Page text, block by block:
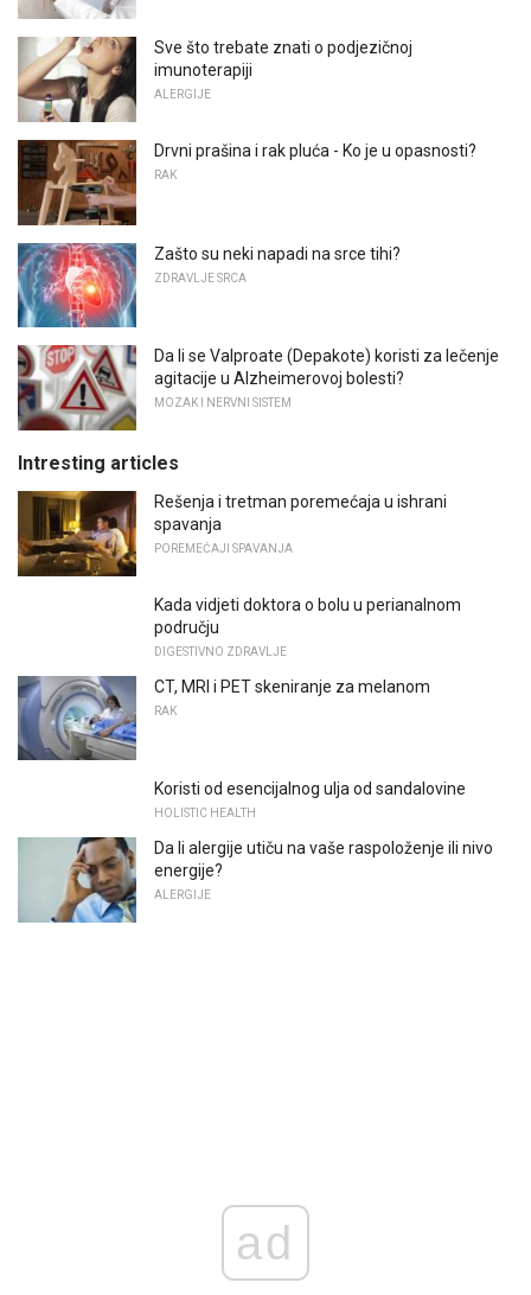
Sve što trebate znati o podjezičnoj
imunoterapiji
ALERGIJE
Drvni prašina i rak pluća - Ko je u opasnosti?
RAK
Zašto su neki napadi na srce tihi?
ZDRAVLJE SRCA
Da li se Valproate (Depakote) koristi za lečenje
agitacije u Alzheimerovoj bolesti?
MOZAK I NERVNI SISTEM
Intresting articles
Rešenja i tretman poremećaja u ishrani
spavanja
POREMEĆAJI SPAVANJA
Kada vidjeti doktora o bolu u perianalnom
području
DIGESTIVNO ZDRAVLJE
CT, MRI i PET skeniranje za melanom
RAK
Koristi od esencijalnog ulja od sandalovine
HOLISTIC HEALTH
Da li alergije utiču na vaše raspoloženje ili nivo
energije?
ALERGIJE
ad